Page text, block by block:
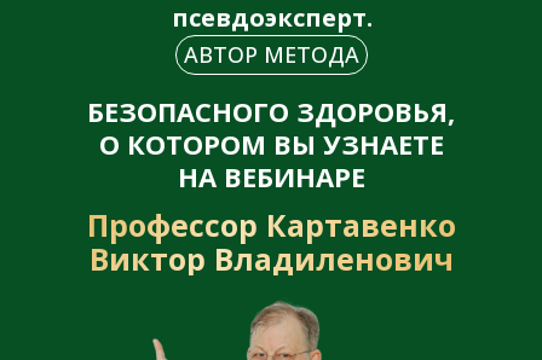
Профессор Картавенко
Виктор Владиленович
БЕЗОПАСНОГО ЗДОРОВЬЯ,
О КОТОРОМ ВЫ УЗНАЕТЕ
НА ВЕБИНАРЕ
АВТОР МЕТОДА
псевдоэксперт.